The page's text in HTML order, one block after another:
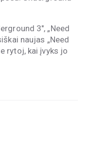
3″, „Need
naujas „Need
rytoj, kai įvyks jo